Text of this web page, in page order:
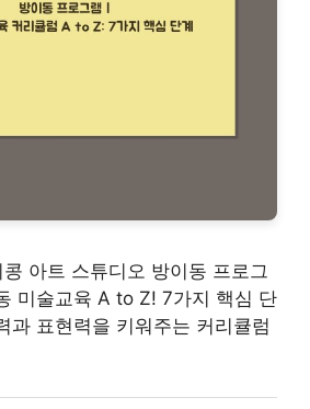
아트 스튜디오 방이동 프로그
미술교육 A to Z! 7가지 핵심 단
과 표현력을 키워주는 커리큘럼